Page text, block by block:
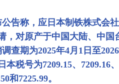
告称，应日本制铁株式会
，对原产于中国大陆、中
查期为2025年4月1日至
税号为7209.15、7209.16
和7225.99。